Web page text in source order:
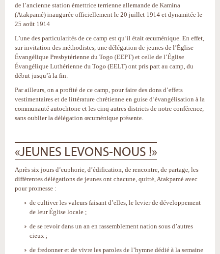
de l’ancienne station émettrice terrienne allemande de Kamina
(Atakpamé) inaugurée officiellement le 20 juillet 1914 et dynamitée le
25 août 1914
L’une des particularités de ce camp est qu’il était œcuménique. En effet,
sur invitation des méthodistes, une délégation de jeunes de l’Église
Évangélique Presbytérienne du Togo (EEPT) et celle de l’Église
Évangélique Luthérienne du Togo (EELT) ont pris part au camp, du
début jusqu’à la fin.
Par ailleurs, on a profité de ce camp, pour faire des dons d’effets
vestimentaires et de littérature chrétienne en guise d’évangélisation à la
communauté autochtone et les cinq autres districts de notre conférence,
sans oublier la délégation œcuménique présente.
«JEUNES LEVONS-NOUS !»
Après six jours d’euphorie, d’édification, de rencontre, de partage, les
différentes délégations de jeunes ont chacune, quitté, Atakpamé avec
pour promesse :
de cultiver les valeurs faisant d’elles, le levier de développement
de leur Église locale ;
de se revoir dans un an en rassemblement nation sous d’autres
cieux ;
de fredonner et de vivre les paroles de l’hymne dédié à la semaine